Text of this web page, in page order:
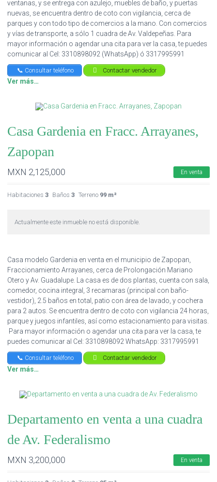
ventanas, y se entrega con azulejo, muebles de baño, y puertas
nuevas, se encuentra dentro de coto con vigilancia, cerca de
parques y con todo tipo de comercios a la mano. Con comercios
y vías de transporte, a sólo 1 cuadra de Av. Valdepeñas. Para
mayor información o agendar una cita para ver la casa, te puedes
comunicar al Cel: 3310898092 (WhatsApp) ó 3317995991
📞 Consultar teléfono Contactar vendedor
Ver más…
Casa Gardenia en Fracc. Arrayanes,
Zapopan
MXN 2,125,000 En venta
Habitaciones 3 Baños 3 Terreno 99 m²
Actualmente este inmueble no está disponible.
Casa modelo Gardenia en venta en el municipio de Zapopan,
Fraccionamiento Arrayanes, cerca de Prolongación Mariano
Otero y Av. Guadalupe. La casa es de dos plantas, cuenta con sala,
comedor, cocina integral, 3 recamaras (principal con baño-
vestidor), 2.5 baños en total, patio con área de lavado, y cochera
para 2 autos. Se encuentra dentro de coto con vigilancia 24 horas,
parque y juegos infantiles, así como estacionamiento para visitas.
Para mayor información o agendar una cita para ver la casa, te
puedes comunicar al Cel: 3310898092 WhatsApp: 3317995991
📞 Consultar teléfono Contactar vendedor
Ver más…
Departamento en venta a una cuadra
de Av. Federalismo
MXN 3,200,000 En venta